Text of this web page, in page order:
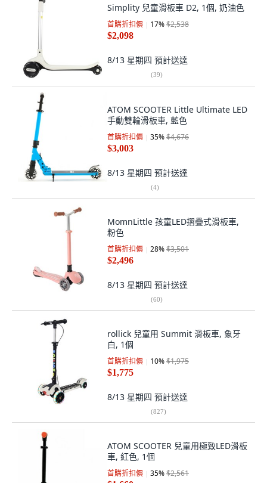
Simplity 兒童滑板車 D2, 1個, 奶油色
首購折扣價 17%$2,538
$2,098
8/13 星期四 預計送達
(39)
ATOM SCOOTER Little Ultimate LED
手動雙輪滑板車, 藍色
首購折扣價 35%$4,676
$3,003
8/13 星期四 預計送達
(4)
MomnLittle 孩童LED摺疊式滑板車,
粉色
首購折扣價 28%$3,501
$2,496
8/13 星期四 預計送達
(60)
rollick 兒童用 Summit 滑板車, 象牙
白, 1個
首購折扣價 10%$1,975
$1,775
8/13 星期四 預計送達
(827)
ATOM SCOOTER 兒童用極致LED滑板
車, 紅色, 1個
首購折扣價 35%$2,561